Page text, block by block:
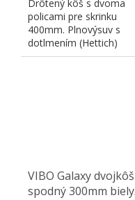
Drôtený kôš s dvoma
policami pre skrinku
400mm. Plnovýsuv s
dotlmením (Hettich)
pravoľavý. Rozmery:
VIBO Galaxy dvojkôš
spodný 300mm biely